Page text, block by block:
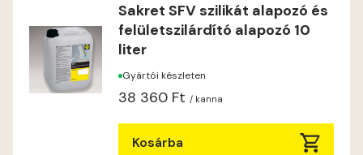
Lime E
Magnolia D
Magnolia E
Sakret SFV szilikát alapozó és
felületszilárdító alapozó 10
liter
Gyártói készleten
38 360 Ft / kanna
Kosárba